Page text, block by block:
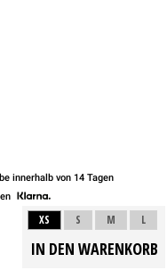
innerhalb von 14 Tagen
XS S M L